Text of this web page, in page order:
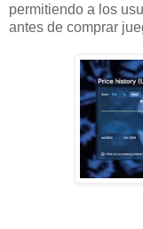
permitiendo a los
antes de comprar